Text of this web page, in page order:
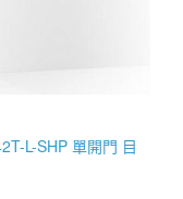
L-SHP 單開門 目